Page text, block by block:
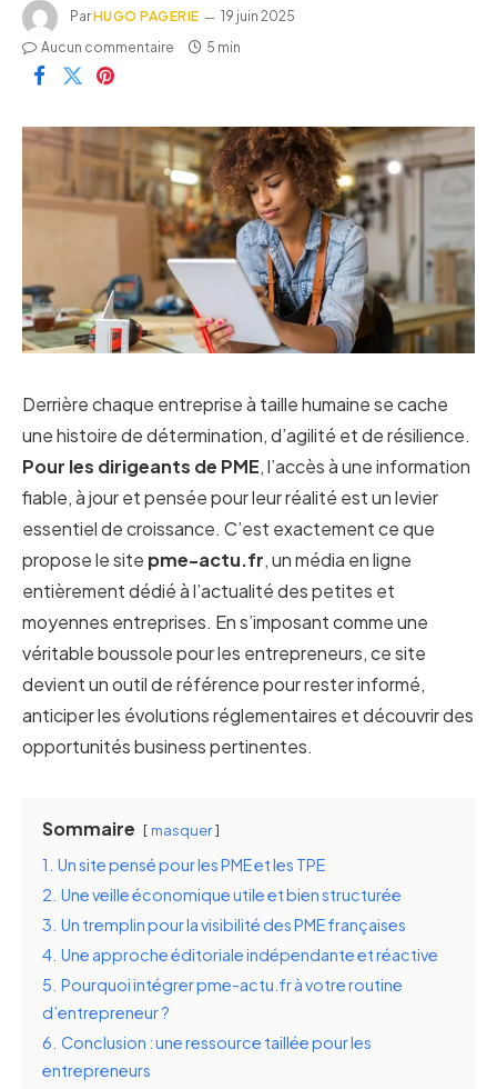
ParHUGO PAGERIE
19 juin 2025
Aucun commentaire
5 min
Derrière chaque entreprise à taille humaine se cache
une histoire de détermination, d’agilité et de résilience.
Pour les dirigeants de PME, l’accès à une information
fiable, à jour et pensée pour leur réalité est un levier
essentiel de croissance. C’est exactement ce que
propose le site pme-actu.fr, un média en ligne
entièrement dédié à l’actualité des petites et
moyennes entreprises. En s’imposant comme une
véritable boussole pour les entrepreneurs, ce site
devient un outil de référence pour rester informé,
anticiper les évolutions réglementaires et découvrir des
opportunités business pertinentes.
Sommaire masquer
1. Un site pensé pour les PME et les TPE
2. Une veille économique utile et bien structurée
3. Un tremplin pour la visibilité des PME françaises
4. Une approche éditoriale indépendante et réactive
5. Pourquoi intégrer pme-actu.fr à votre routine
d’entrepreneur ?
6. Conclusion : une ressource taillée pour les
entrepreneurs